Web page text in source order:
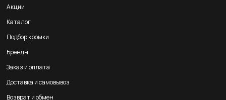
Акции
Каталог
Подбор кромки
Бренды
Заказ и оплата
Доставка и самовывоз
Возврат и обмен